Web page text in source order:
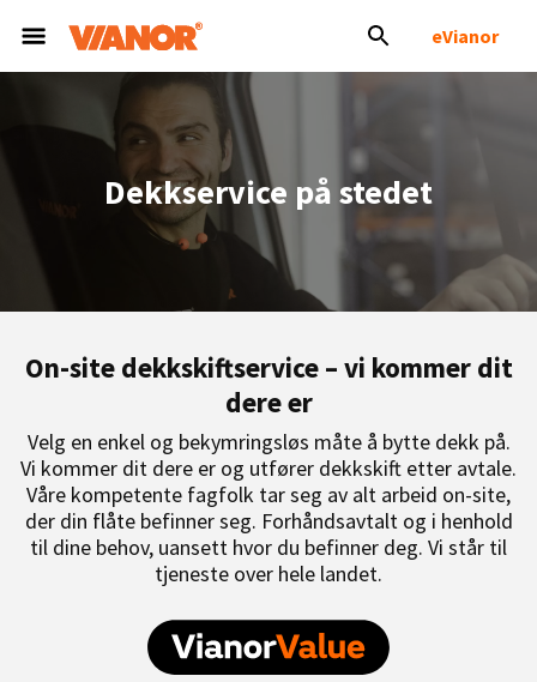
eVianor
Dekkservice på stedet
On-site dekkskiftservice – vi kommer dit
dere er
Velg en enkel og bekymringsløs måte å bytte dekk på.
Vi kommer dit dere er og utfører dekkskift etter avtale.
Våre kompetente fagfolk tar seg av alt arbeid on-site,
der din flåte befinner seg. Forhåndsavtalt og i henhold
til dine behov, uansett hvor du befinner deg. Vi står til
tjeneste over hele landet.